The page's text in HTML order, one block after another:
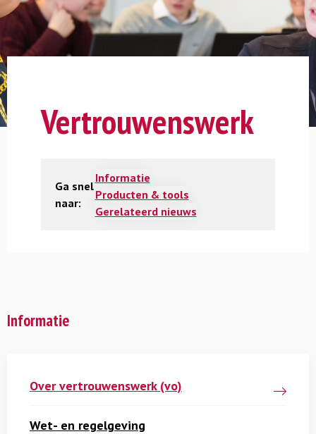
Vertrouwenswerk
Ga snel
naar:
Informatie
Producten & tools
Gerelateerd nieuws
Informatie
Over vertrouwenswerk (vo)
Wet- en regelgeving